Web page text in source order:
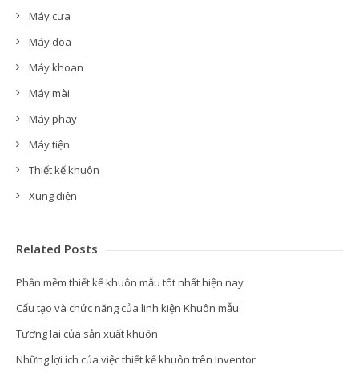
Máy cưa
Máy doa
Máy khoan
Máy mài
Máy phay
Máy tiện
Thiết kế khuôn
Xung điện
Related Posts
Phần mềm thiết kế khuôn mẫu tốt nhất hiện nay
Cấu tạo và chức năng của linh kiện Khuôn mẫu
Tương lai của sản xuất khuôn
Những lợi ích của việc thiết kế khuôn trên Inventor